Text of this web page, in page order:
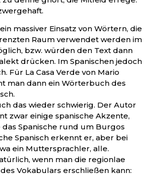
massiver Einsatz von Wörtern, die
Raum verwendet werden im
bzw. würden den Text dann
drücken. Im Spanischen jedoch
Für La Casa Verde von Mario
man dann ein Wörterbuch des
das wieder schwierig. Der Autor
zwar einige spanische Akzente,
das Spanische rund um Burgos
Spanisch erkennt er, aber bei
ein Muttersprachler, alle.
wenn man die regionlae
Vokabulars erschließen kann: